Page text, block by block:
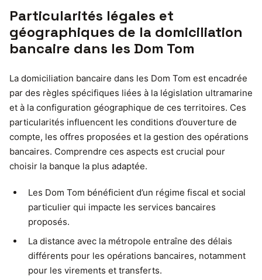
Particularités légales et
géographiques de la domiciliation
bancaire dans les Dom Tom
La domiciliation bancaire dans les Dom Tom est encadrée
par des règles spécifiques liées à la législation ultramarine
et à la configuration géographique de ces territoires. Ces
particularités influencent les conditions d’ouverture de
compte, les offres proposées et la gestion des opérations
bancaires. Comprendre ces aspects est crucial pour
choisir la banque la plus adaptée.
Les Dom Tom bénéficient d’un régime fiscal et social
particulier qui impacte les services bancaires
proposés.
La distance avec la métropole entraîne des délais
différents pour les opérations bancaires, notamment
pour les virements et transferts.